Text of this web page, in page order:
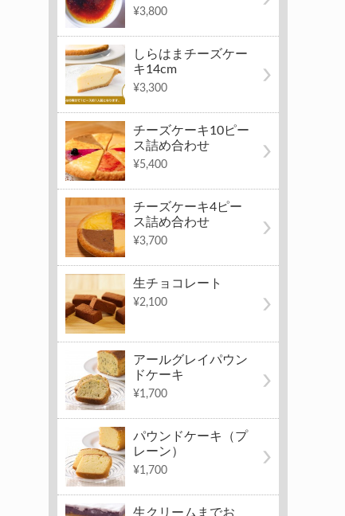
¥3,800
しらはまチーズケー
キ14cm
¥3,300
チーズケーキ10ピー
ス詰め合わせ
¥5,400
チーズケーキ4ピー
ス詰め合わせ
¥3,700
生チョコレート
¥2,100
アールグレイパウン
ドケーキ
¥1,700
パウンドケーキ（プ
レーン）
¥1,700
生クリームまでお